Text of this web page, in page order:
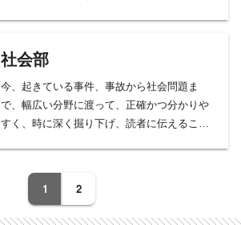
社会部
今、起きている事件、事故から社会問題ま
で、幅広い分野に渡って、正確かつ分かりや
すく、時に深く掘り下げ、読者に伝えること
交通･国土、教育、科学、宇宙、災害・防災
など、幅広い分野をフォロー。天皇陛下など
皇室の動向、都政から首都圏自治体の行政も
1 2